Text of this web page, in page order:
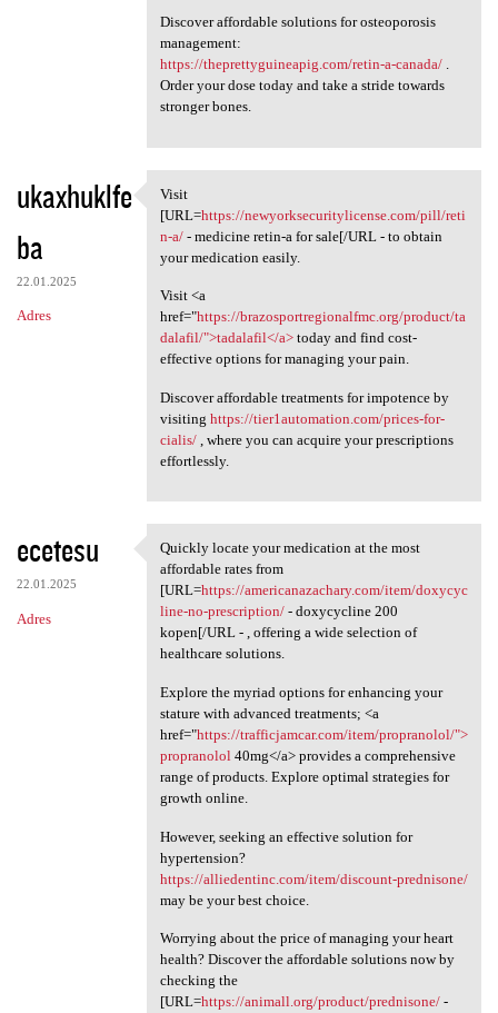
Discover affordable solutions for osteoporosis
management:
https://theprettyguineapig.com/retin-a-canada/.
Order your dose today and take a stride towards
stronger bones.
ukaxhuklfe
ba
22.01.2025
Adres
Visit [URL=https:/
Visit
[URL=https://newyorksecuritylicense.com/pill/reti
n-a/- medicine retin-a for sale[/URL - to obtain
your medication easily.
Visit <a
href="https://brazosportregionalfmc.org/product/ta
dalafil/">tadalafil</a>today and find cost-
effective options for managing your pain.
Discover affordable treatments for impotence by
visiting https://tier1automation.com/prices-for-
cialis/, where you can acquire your prescriptions
effortlessly.
ecetesu
22.01.2025
Adres
Quickly locate your
Quickly locate your medication at the most
affordable rates from
[URL=https://americanazachary.com/item/doxycyc
line-no-prescription/- doxycycline 200
kopen[/URL - , offering a wide selection of
healthcare solutions.
Explore the myriad options for enhancing your
stature with advanced treatments; <a
href="https://trafficjamcar.com/item/propranolol/">
propranolol 40mg</a> provides a comprehensive
range of products. Explore optimal strategies for
growth online.
However, seeking an effective solution for
hypertension?
https://alliedentinc.com/item/discount-prednisone/
may be your best choice.
Worrying about the price of managing your heart
health? Discover the affordable solutions now by
checking the
[URL=https://animall.org/product/prednisone/-